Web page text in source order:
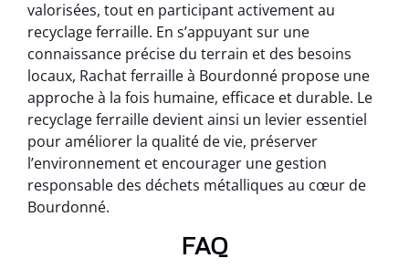
valorisées, tout en participant activement au
recyclage ferraille. En s’appuyant sur une
connaissance précise du terrain et des besoins
locaux, Rachat ferraille à Bourdonné propose une
approche à la fois humaine, efficace et durable. Le
recyclage ferraille devient ainsi un levier essentiel
pour améliorer la qualité de vie, préserver
l’environnement et encourager une gestion
responsable des déchets métalliques au cœur de
Bourdonné.
FAQ